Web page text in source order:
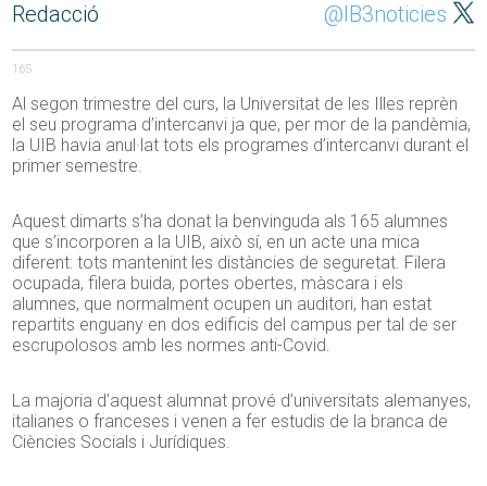
Redacció @IB3noticies
165
Al segon trimestre del curs, la Universitat de les Illes reprèn
el seu programa d’intercanvi ja que, per mor de la pandèmia,
la UIB havia anul·lat tots els programes d’intercanvi durant el
primer semestre.
Aquest dimarts s’ha donat la benvinguda als 165 alumnes
que s’incorporen a la UIB, això sí, en un acte una mica
diferent: tots mantenint les distàncies de seguretat. Filera
ocupada, filera buida, portes obertes, màscara i els
alumnes, que normalment ocupen un auditori, han estat
repartits enguany en dos edificis del campus per tal de ser
escrupolosos amb les normes anti-Covid.
La majoria d’aquest alumnat prové d’universitats alemanyes,
italianes o franceses i venen a fer estudis de la branca de
Ciències Socials i Jurídiques.